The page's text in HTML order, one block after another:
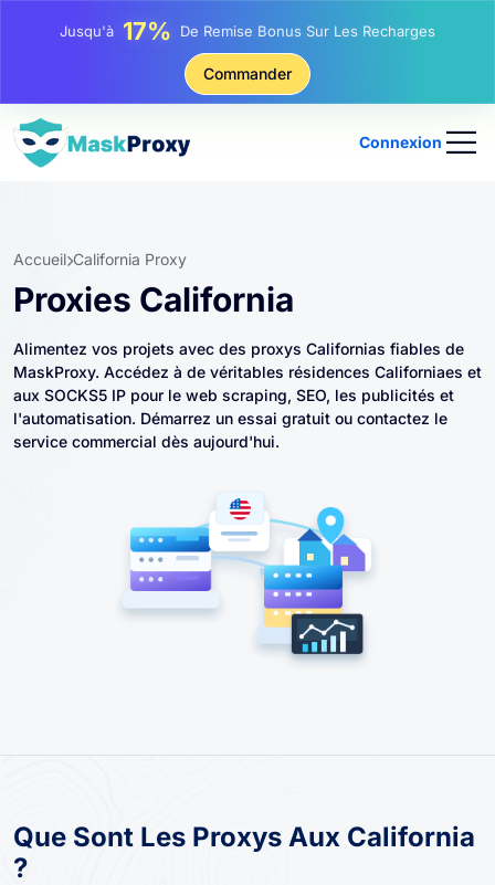
Jusqu'à25%Remise Sur Les Achats Statiques IP
Remise Sur Les Achats Tournants IP
Commander
Connexion
Accueil California Proxy
Proxies California
Alimentez vos projets avec des proxys Californias fiables de
MaskProxy. Accédez à de véritables résidences Californiaes et
aux SOCKS5 IP pour le web scraping, SEO, les publicités et
l'automatisation. Démarrez un essai gratuit ou contactez le
service commercial dès aujourd'hui.
Que Sont Les Proxys Aux California
?